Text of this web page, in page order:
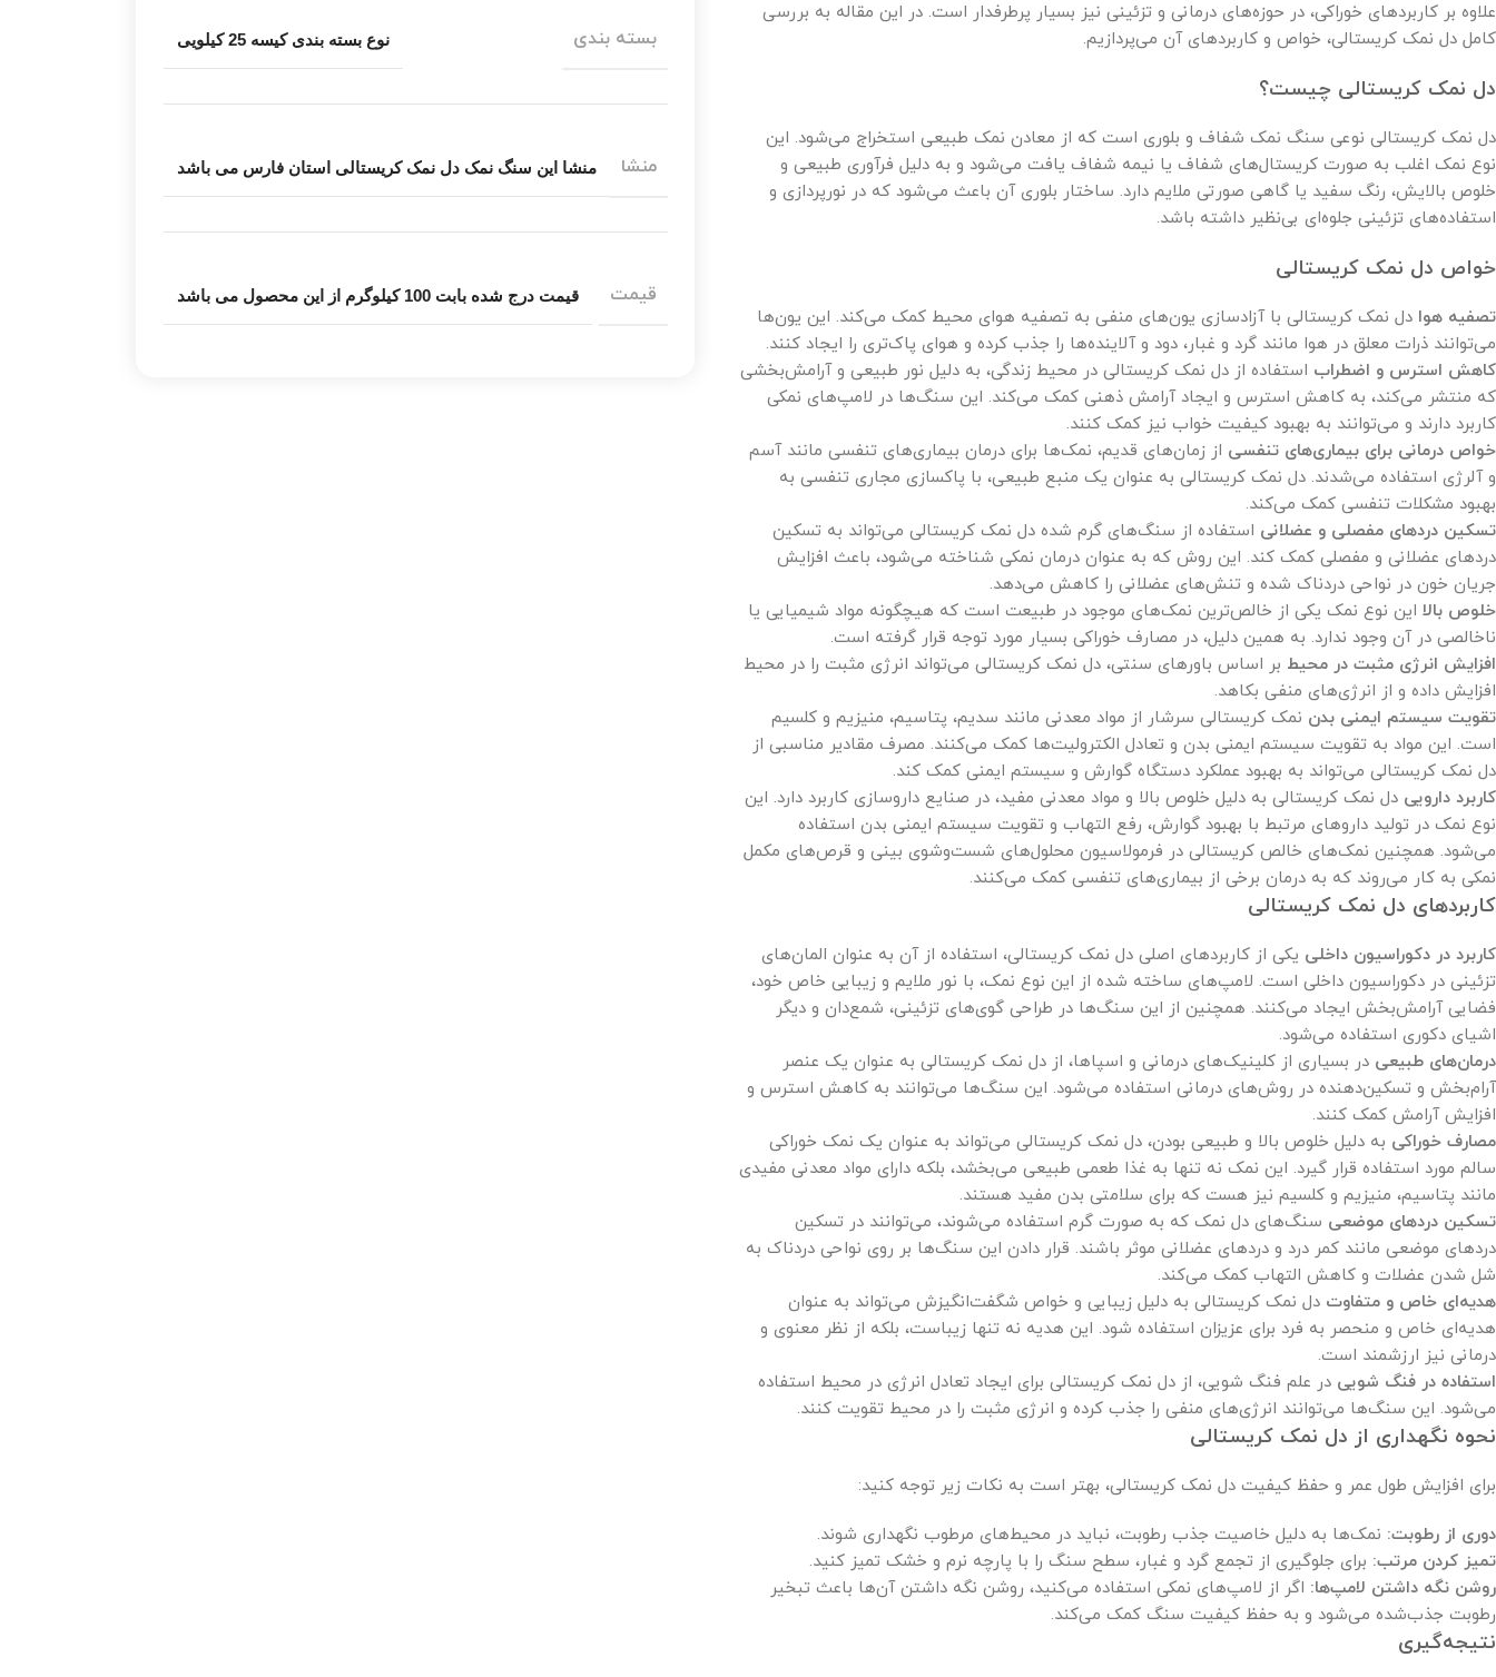
علاوه بر کاربردهای خوراکی، در حوزه‌های درمانی و تزئینی نیز بسیار پرطرفدار است. در این مقاله به بررسی
کامل دل نمک کریستالی، خواص و کاربردهای آن می‌پردازیم.
دل نمک کریستالی چیست؟
دل نمک کریستالی نوعی سنگ نمک شفاف و بلوری است که از معادن نمک طبیعی استخراج می‌شود. این
نوع نمک اغلب به صورت کریستال‌های شفاف یا نیمه شفاف یافت می‌شود و به دلیل فرآوری طبیعی و
خلوص بالایش، رنگ سفید یا گاهی صورتی ملایم دارد. ساختار بلوری آن باعث می‌شود که در نورپردازی و
استفاده‌های تزئینی جلوه‌ای بی‌نظیر داشته باشد.
خواص دل نمک کریستالی
تصفیه هوا دل نمک کریستالی با آزادسازی یون‌های منفی به تصفیه هوای محیط کمک می‌کند. این یون‌ها
می‌توانند ذرات معلق در هوا مانند گرد و غبار، دود و آلاینده‌ها را جذب کرده و هوای پاک‌تری را ایجاد کنند.
کاهش استرس و اضطراب استفاده از دل نمک کریستالی در محیط زندگی، به دلیل نور طبیعی و آرامش‌بخشی
که منتشر می‌کند، به کاهش استرس و ایجاد آرامش ذهنی کمک می‌کند. این سنگ‌ها در لامپ‌های نمکی
کاربرد دارند و می‌توانند به بهبود کیفیت خواب نیز کمک کنند.
خواص درمانی برای بیماری‌های تنفسی از زمان‌های قدیم، نمک‌ها برای درمان بیماری‌های تنفسی مانند آسم
و آلرژی استفاده می‌شدند. دل نمک کریستالی به عنوان یک منبع طبیعی، با پاکسازی مجاری تنفسی به
بهبود مشکلات تنفسی کمک می‌کند.
تسکین دردهای مفصلی و عضلانی استفاده از سنگ‌های گرم شده دل نمک کریستالی می‌تواند به تسکین
دردهای عضلانی و مفصلی کمک کند. این روش که به عنوان درمان نمکی شناخته می‌شود، باعث افزایش
جریان خون در نواحی دردناک شده و تنش‌های عضلانی را کاهش می‌دهد.
خلوص بالا این نوع نمک یکی از خالص‌ترین نمک‌های موجود در طبیعت است که هیچگونه مواد شیمیایی یا
ناخالصی در آن وجود ندارد. به همین دلیل، در مصارف خوراکی بسیار مورد توجه قرار گرفته است.
افزایش انرژی مثبت در محیط بر اساس باورهای سنتی، دل نمک کریستالی می‌تواند انرژی مثبت را در محیط
افزایش داده و از انرژی‌های منفی بکاهد.
تقویت سیستم ایمنی بدن نمک کریستالی سرشار از مواد معدنی مانند سدیم، پتاسیم، منیزیم و کلسیم
است. این مواد به تقویت سیستم ایمنی بدن و تعادل الکترولیت‌ها کمک می‌کنند. مصرف مقادیر مناسبی از
دل نمک کریستالی می‌تواند به بهبود عملکرد دستگاه گوارش و سیستم ایمنی کمک کند.
کاربرد دارویی دل نمک کریستالی به دلیل خلوص بالا و مواد معدنی مفید، در صنایع داروسازی کاربرد دارد. این
نوع نمک در تولید داروهای مرتبط با بهبود گوارش، رفع التهاب و تقویت سیستم ایمنی بدن استفاده
می‌شود. همچنین نمک‌های خالص کریستالی در فرمولاسیون محلول‌های شست‌وشوی بینی و قرص‌های مکمل
نمکی به کار می‌روند که به درمان برخی از بیماری‌های تنفسی کمک می‌کنند.
کاربردهای دل نمک کریستالی
کاربرد در دکوراسیون داخلی یکی از کاربردهای اصلی دل نمک کریستالی، استفاده از آن به عنوان المان‌های
تزئینی در دکوراسیون داخلی است. لامپ‌های ساخته شده از این نوع نمک، با نور ملایم و زیبایی خاص خود،
فضایی آرامش‌بخش ایجاد می‌کنند. همچنین از این سنگ‌ها در طراحی گوی‌های تزئینی، شمع‌دان و دیگر
اشیای دکوری استفاده می‌شود.
درمان‌های طبیعی در بسیاری از کلینیک‌های درمانی و اسپاها، از دل نمک کریستالی به عنوان یک عنصر
آرام‌بخش و تسکین‌دهنده در روش‌های درمانی استفاده می‌شود. این سنگ‌ها می‌توانند به کاهش استرس و
افزایش آرامش کمک کنند.
مصارف خوراکی به دلیل خلوص بالا و طبیعی بودن، دل نمک کریستالی می‌تواند به عنوان یک نمک خوراکی
سالم مورد استفاده قرار گیرد. این نمک نه تنها به غذا طعمی طبیعی می‌بخشد، بلکه دارای مواد معدنی مفیدی
مانند پتاسیم، منیزیم و کلسیم نیز هست که برای سلامتی بدن مفید هستند.
تسکین دردهای موضعی سنگ‌های دل نمک که به صورت گرم استفاده می‌شوند، می‌توانند در تسکین
دردهای موضعی مانند کمر درد و دردهای عضلانی موثر باشند. قرار دادن این سنگ‌ها بر روی نواحی دردناک به
شل شدن عضلات و کاهش التهاب کمک می‌کند.
هدیه‌ای خاص و متفاوت دل نمک کریستالی به دلیل زیبایی و خواص شگفت‌انگیزش می‌تواند به عنوان
هدیه‌ای خاص و منحصر به فرد برای عزیزان استفاده شود. این هدیه نه تنها زیباست، بلکه از نظر معنوی و
درمانی نیز ارزشمند است.
استفاده در فنگ شویی در علم فنگ شویی، از دل نمک کریستالی برای ایجاد تعادل انرژی در محیط استفاده
می‌شود. این سنگ‌ها می‌توانند انرژی‌های منفی را جذب کرده و انرژی مثبت را در محیط تقویت کنند.
نحوه نگهداری از دل نمک کریستالی
برای افزایش طول عمر و حفظ کیفیت دل نمک کریستالی، بهتر است به نکات زیر توجه کنید:
دوری از رطوبت: نمک‌ها به دلیل خاصیت جذب رطوبت، نباید در محیط‌های مرطوب نگهداری شوند.
تمیز کردن مرتب: برای جلوگیری از تجمع گرد و غبار، سطح سنگ را با پارچه نرم و خشک تمیز کنید.
روشن نگه داشتن لامپ‌ها: اگر از لامپ‌های نمکی استفاده می‌کنید، روشن نگه داشتن آن‌ها باعث تبخیر
رطوبت جذب‌شده می‌شود و به حفظ کیفیت سنگ کمک می‌کند.
نتیجه‌گیری
بسته بندی نوع بسته بندی کیسه 25 کیلویی
منشا منشا این سنگ نمک دل نمک کریستالی استان فارس می باشد
قیمت قیمت درج شده بابت 100 کیلوگرم از این محصول می باشد